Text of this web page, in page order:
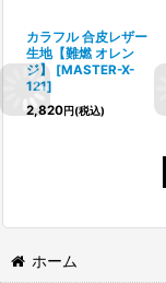
カラフル 合皮レザー
生地【難燃 オレン
ジ】 [MASTER-X-
121]
2,820円(税込)
ホーム